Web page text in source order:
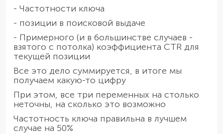
- Частотности ключа
- позиции в поисковой выдаче
- Примерного (и в большинстве случаев -
взятого с потолка) коэффициента CTR для
текущей позиции
Все это дело суммируется, в итоге мы
получаем какую-то цифру
При этом, все три переменных на столько
неточны, на сколько это возможно
Частотность ключа правильна в лучшем
случае на 50%